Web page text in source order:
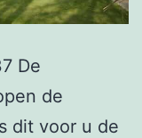
De
de
dit voor u de